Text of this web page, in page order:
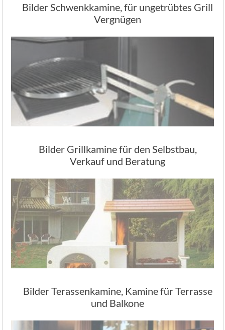
Bilder Schwenkkamine, für ungetrübtes Grill
Vergnügen
Bilder Grillkamine für den Selbstbau,
Verkauf und Beratung
Bilder Terassenkamine, Kamine für Terrasse
und Balkone